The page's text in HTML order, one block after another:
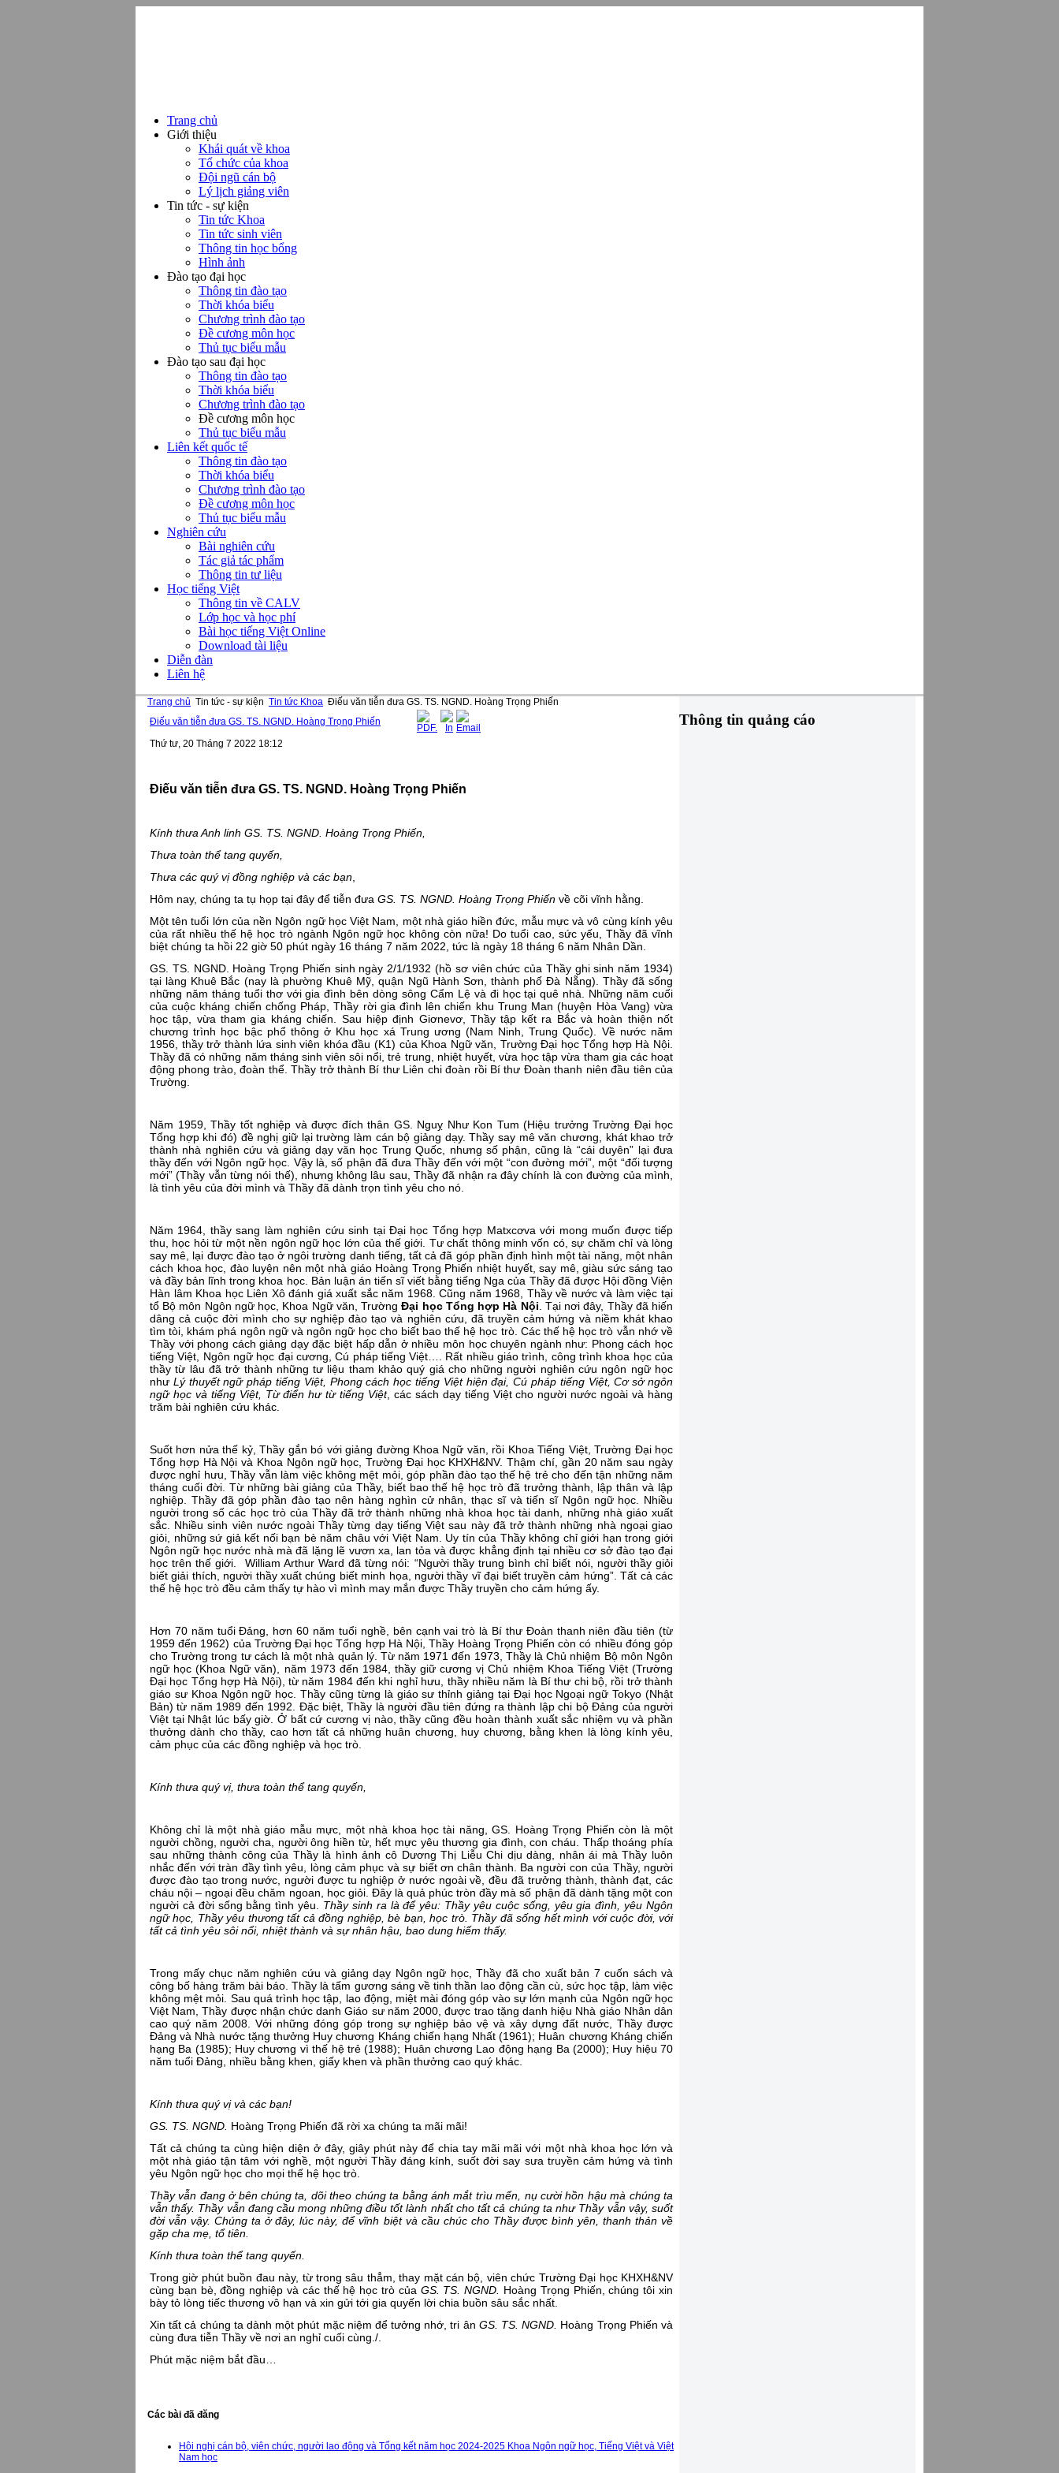
Trang chủ
Giới thiệu
Khái quát về khoa
Tổ chức của khoa
Đội ngũ cán bộ
Lý lịch giảng viên
Tin tức - sự kiện
Tin tức Khoa
Tin tức sinh viên
Thông tin học bổng
Hình ảnh
Đào tạo đại học
Thông tin đào tạo
Thời khóa biểu
Chương trình đào tạo
Đề cương môn học
Thủ tục biểu mẫu
Đào tạo sau đại học
Thông tin đào tạo
Thời khóa biểu
Chương trình đào tạo
Đề cương môn học
Thủ tục biểu mẫu
Liên kết quốc tế
Thông tin đào tạo
Thời khóa biểu
Chương trình đào tạo
Đề cương môn học
Thủ tục biểu mẫu
Nghiên cứu
Bài nghiên cứu
Tác giả tác phẩm
Thông tin tư liệu
Học tiếng Việt
Thông tin về CALV
Lớp học và học phí
Bài học tiếng Việt Online
Download tài liệu
Diễn đàn
Liên hệ
Trang chủ Tin tức - sự kiện Tin tức Khoa Điếu văn tiễn đưa GS. TS. NGND. Hoàng Trọng Phiến
Điếu văn tiễn đưa GS. TS. NGND. Hoàng Trọng Phiến
Thứ tư, 20 Tháng 7 2022 18:12
Điếu văn tiễn đưa GS. TS. NGND. Hoàng Trọng Phiến
Kính thưa Anh linh GS. TS. NGND. Hoàng Trọng Phiến
Thưa toàn thể tang quyến,
Thưa các quý vị đồng nghiệp và các bạn
Hôm nay, chúng ta tụ họp tại đây để tiễn đưa GS. TS. NGND. Hoàng Trọng Phiến về cõi vĩnh hằng.
Một tên tuổi lớn của nền Ngôn ngữ học Việt Nam, một nhà giáo hiền đức, mẫu mực và vô cùng kính yêu
của rất nhiều thế hệ học trò ngành Ngôn ngữ học không còn nữa! Do tuổi cao, sức yếu, Thầy đã vĩnh
biệt chúng ta hồi 22 giờ 50 phút ngày 16 tháng 7 năm 2022, tức là ngày 18 tháng 6 năm Nhân Dần.
GS. TS. NGND. Hoàng Trọng Phiến sinh ngày 2/1/1932 (hồ sơ viên chức của Thầy ghi sinh năm 1934)
tại làng Khuê Bắc (nay là phường Khuê Mỹ, quận Ngũ Hành Sơn, thành phố Đà Nẵng). Thầy đã sống
những năm tháng tuổi thơ với gia đình bên dòng sông Cẩm Lệ và đi học tại quê nhà. Những năm cuối
của cuộc kháng chiến chống Pháp, Thầy rời gia đình lên chiến khu Trung Man (huyện Hòa Vang) vừa
học tập, vừa tham gia kháng chiến. Sau hiệp định Giơnevơ, Thầy tập kết ra Bắc và hoàn thiện nốt
chương trình học bậc phổ thông ở Khu học xá Trung ương (Nam Ninh, Trung Quốc). Về nước năm
1956, thầy trở thành lứa sinh viên khóa đầu (K1) của Khoa Ngữ văn, Trường Đại học Tổng hợp Hà Nội.
Thầy đã có những năm tháng sinh viên sôi nổi, trẻ trung, nhiệt huyết, vừa học tập vừa tham gia các hoạt
động phong trào, đoàn thể. Thầy trở thành Bí thư Liên chi đoàn rồi Bí thư Đoàn thanh niên đầu tiên của
Trường.
Năm 1959, Thầy tốt nghiệp và được đích thân GS. Nguỵ Như Kon Tum (Hiệu trưởng Trường Đại học
Tổng hợp khi đó) đề nghị giữ lại trường làm cán bộ giảng dạy. Thầy say mê văn chương, khát khao trở
thành nhà nghiên cứu và giảng dạy văn học Trung Quốc, nhưng số phận, cũng là “cái duyên” lại đưa
thầy đến với Ngôn ngữ học. Vậy là, số phận đã đưa Thầy đến với một “con đường mới”, một “đối tượng
mới” (Thầy vẫn từng nói thế), nhưng không lâu sau, Thầy đã nhận ra đây chính là con đường của mình,
là tình yêu của đời mình và Thầy đã dành trọn tình yêu cho nó.
Năm 1964, thầy sang làm nghiên cứu sinh tại Đại học Tổng hợp Matxcơva với mong muốn được tiếp
thu, học hỏi từ một nền ngôn ngữ học lớn của thế giới. Tư chất thông minh vốn có, sự chăm chỉ và lòng
say mê, lại được đào tạo ở ngôi trường danh tiếng, tất cả đã góp phần định hình một tài năng, một nhân
cách khoa học, đào luyện nên một nhà giáo Hoàng Trọng Phiến nhiệt huyết, say mê, giàu sức sáng tạo
và đầy bản lĩnh trong khoa học. Bản luận án tiến sĩ viết bằng tiếng Nga của Thầy đã được Hội đồng Viện
Hàn lâm Khoa học Liên Xô đánh giá xuất sắc năm 1968. Cũng năm 1968, Thầy về nước và làm việc tại
tổ Bộ môn Ngôn ngữ học, Khoa Ngữ văn, TrườngĐại học Tổng hợp Hà Nội . Tại nơi đây, Thầy đã hiến
dâng cả cuộc đời mình cho sự nghiệp đào tạo và nghiên cứu, đã truyền cảm hứng và niềm khát khao
tìm tòi, khám phá ngôn ngữ và ngôn ngữ học cho biết bao thế hệ học trò. Các thế hệ học trò vẫn nhớ về
Thầy với phong cách giảng dạy đặc biệt hấp dẫn ở nhiều môn học chuyên ngành như: Phong cách học
tiếng Việt, Ngôn ngữ học đại cương, Cú pháp tiếng Việt…. Rất nhiều giáo trình, công trình khoa học của
thầy từ lâu đã trở thành những tư liệu tham khảo quý giá cho những người nghiên cứu ngôn ngữ học
như Lý thuyết ngữ pháp tiếng Việt, Phong cách học tiếng Việt hiện đại, Cú pháp tiếng Việt, Cơ sở ngôn
ngữ học và tiếng Việt, Từ điển hư từ tiếng Việt, các sách dạy tiếng Việt cho người nước ngoài và hàng
trăm bài nghiên cứu khác.
Suốt hơn nửa thế kỷ, Thầy gắn bó với giảng đường Khoa Ngữ văn, rồi Khoa Tiếng Việt, Trường Đại học
Tổng hợp Hà Nội và Khoa Ngôn ngữ học, Trường Đại học KHXH&NV. Thậm chí, gần 20 năm sau ngày
được nghỉ hưu, Thầy vẫn làm việc không mệt mỏi, góp phần đào tạo thế hệ trẻ cho đến tận những năm
tháng cuối đời. Từ những bài giảng của Thầy, biết bao thế hệ học trò đã trưởng thành, lập thân và lập
nghiệp. Thầy đã góp phần đào tạo nên hàng nghìn cử nhân, thạc sĩ và tiến sĩ Ngôn ngữ học. Nhiều
người trong số các học trò của Thầy đã trở thành những nhà khoa học tài danh, những nhà giáo xuất
sắc. Nhiều sinh viên nước ngoài Thầy từng dạy tiếng Việt sau này đã trở thành những nhà ngoại giao
giỏi, những sứ giả kết nối bạn bè năm châu với Việt Nam. Uy tín của Thầy không chỉ giới hạn trong giới
Ngôn ngữ học nước nhà mà đã lặng lẽ vươn xa, lan tỏa và được khẳng định tại nhiều cơ sở đào tạo đại
học trên thế giới. William Arthur Ward đã từng nói: “Người thầy trung bình chỉ biết nói, người thầy giỏi
biết giải thích, người thầy xuất chúng biết minh họa, người thầy vĩ đại biết truyền cảm hứng”. Tất cả các
thế hệ học trò đều cảm thấy tự hào vì mình may mắn được Thầy truyền cho cảm hứng ấy.
Hơn 70 năm tuổi Đảng, hơn 60 năm tuổi nghề, bên cạnh vai trò là Bí thư Đoàn thanh niên đầu tiên (từ
1959 đến 1962) của Trường Đại học Tổng hợp Hà Nội, Thầy Hoàng Trọng Phiến còn có nhiều đóng góp
cho Trường trong tư cách là một nhà quản lý. Từ năm 1971 đến 1973, Thầy là Chủ nhiệm Bộ môn Ngôn
ngữ học (Khoa Ngữ văn), năm 1973 đến 1984, thầy giữ cương vị Chủ nhiệm Khoa Tiếng Việt (Trường
Đại học Tổng hợp Hà Nội), từ năm 1984 đến khi nghỉ hưu, thầy nhiều năm là Bí thư chi bộ, rồi trở thành
giáo sư Khoa Ngôn ngữ học. Thầy cũng từng là giáo sư thỉnh giảng tại Đại học Ngoại ngữ Tokyo (Nhật
Bản) từ năm 1989 đến 1992. Đặc biệt, Thầy là người đầu tiên đứng ra thành lập chi bộ Đảng của người
Việt tại Nhật lúc bấy giờ. Ở bất cứ cương vị nào, thầy cũng đều hoàn thành xuất sắc nhiệm vụ và phần
thưởng dành cho thầy, cao hơn tất cả những huân chương, huy chương, bằng khen là lòng kính yêu,
cảm phục của các đồng nghiệp và học trò.
Kính thưa quý vị, thưa toàn thể tang quyến,
Không chỉ là một nhà giáo mẫu mực, một nhà khoa học tài năng, GS. Hoàng Trọng Phiến còn là một
người chồng, người cha, người ông hiền từ, hết mực yêu thương gia đình, con cháu. Thấp thoáng phía
sau những thành công của Thầy là hình ảnh cô Dương Thị Liễu Chi dịu dàng, nhân ái mà Thầy luôn
nhắc đến với tràn đầy tình yêu, lòng cảm phục và sự biết ơn chân thành. Ba người con của Thầy, người
được đào tạo trong nước, người được tu nghiệp ở nước ngoài về, đều đã trưởng thành, thành đạt, các
cháu nội – ngoại đều chăm ngoan, học giỏi. Đây là quả phúc tròn đầy mà số phận đã dành tặng một con
người cả đời sống bằng tình yêu. Thầy sinh ra là để yêu: Thầy yêu cuộc sống, yêu gia đình, yêu Ngôn
ngữ học, Thầy yêu thương tất cả đồng nghiệp, bè bạn, học trò. Thầy đã sống hết mình với cuộc đời, với
tất cả tình yêu sôi nổi, nhiệt thành và sự nhân hậu, bao dung hiếm thấy.
Trong mấy chục năm nghiên cứu và giảng dạy Ngôn ngữ học, Thầy đã cho xuất bản 7 cuốn sách và
công bố hàng trăm bài báo. Thầy là tấm gương sáng về tinh thần lao động cần cù, sức học tập, làm việc
không mệt mỏi. Sau quá trình học tập, lao động, miệt mài đóng góp vào sự lớn mạnh của Ngôn ngữ học
Việt Nam, Thầy được nhận chức danh Giáo sư năm 2000, được trao tặng danh hiệu Nhà giáo Nhân dân
cao quý năm 2008. Với những đóng góp trong sự nghiệp bảo vệ và xây dựng đất nước, Thầy được
Đảng và Nhà nước tặng thưởng Huy chương Kháng chiến hạng Nhất (1961); Huân chương Kháng chiến
hạng Ba (1985); Huy chương vì thế hệ trẻ (1988); Huân chương Lao động hạng Ba (2000); Huy hiệu 70
năm tuổi Đảng, nhiều bằng khen, giấy khen và phần thưởng cao quý khác.
Kính thưa quý vị và các bạn!
GS. TS. NGND. Hoàng Trọng Phiến đã rời xa chúng ta mãi mãi!
Tất cả chúng ta cùng hiện diện ở đây, giây phút này để chia tay mãi mãi với một nhà khoa học lớn và
một nhà giáo tận tâm với nghề, một người Thầy đáng kính, suốt đời say sưa truyền cảm hứng và tình
yêu Ngôn ngữ học cho mọi thế hệ học trò.
Thầy vẫn đang ở bên chúng ta, dõi theo chúng ta bằng ánh mắttrìu mến , nụ cười hồn hậumà chúng ta
vẫn thấy. Thầy vẫn đang cầu mong những điều tốt lành nhất cho tất cả chúng ta như Thầy vẫn vậy, suốt
đời vẫn vậy.Chúng ta ở đây, lúc này, để vĩnh biệt và cầu chúc cho Thầy được bình yên, thanh thản về
gặp cha mẹ, tổ tiên.
Kính thưa toàn thể tang quyến.
Trong giờ phút buồn đau này, từ trong sâu thẳm, thay mặt cán bộ, viên chức Trường Đại học KHXH&NV
cùng bạn bè, đồng nghiệp và các thế hệ học trò của GS. TS. NGND. Hoàng Trọng Phiến, chúng tôi xin
bày tỏ lòng tiếc thương vô hạn và xin gửi tới gia quyến lời chia buồn sâu sắc nhất.
Xin tất cả chúng ta dành một phút mặc niệm để tưởng nhớ, tri ân GS. TS. NGND. Hoàng Trọng Phiến và
cùng đưa tiễn Thầy về nơi an nghỉ cuối cùng./.
Phút mặc niệm bắt đầu…
Các bài đã đăng
Hội nghị cán bộ, viên chức, người lao động và Tổng kết năm học 2024-2025 Khoa Ngôn ngữ học, Tiếng Việt và Việt
Nam học
Thông tin quảng cáo